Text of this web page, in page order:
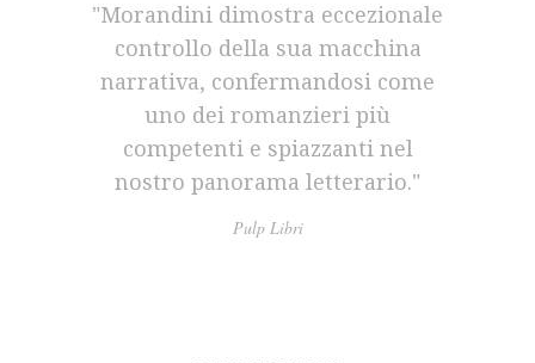
"Morandini dimostra eccezionale
controllo della sua macchina
narrativa, confermandosi come
uno dei romanzieri più
competenti e spiazzanti nel
nostro panorama letterario."
Pulp Libri